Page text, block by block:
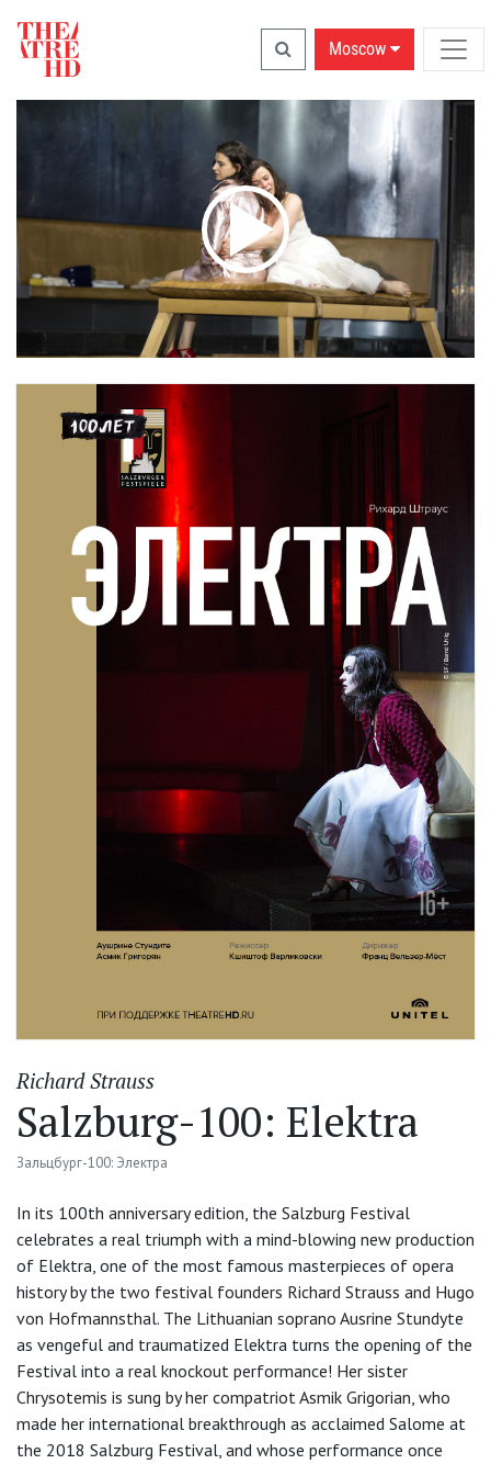
Moscow
Richard Strauss
Salzburg-100: Elektra
Зальцбург-100: Электра
In its 100th anniversary edition, the Salzburg Festival
celebrates a real triumph with a mind-blowing new production
of Elektra, one of the most famous masterpieces of opera
history by the two festival founders Richard Strauss and Hugo
von Hofmannsthal. The Lithuanian soprano Ausrine Stundyte
as vengeful and traumatized Elektra turns the opening of the
Festival into a real knockout performance! Her sister
Chrysotemis is sung by her compatriot Asmik Grigorian, who
made her international breakthrough as acclaimed Salome at
the 2018 Salzburg Festival, and whose performance once